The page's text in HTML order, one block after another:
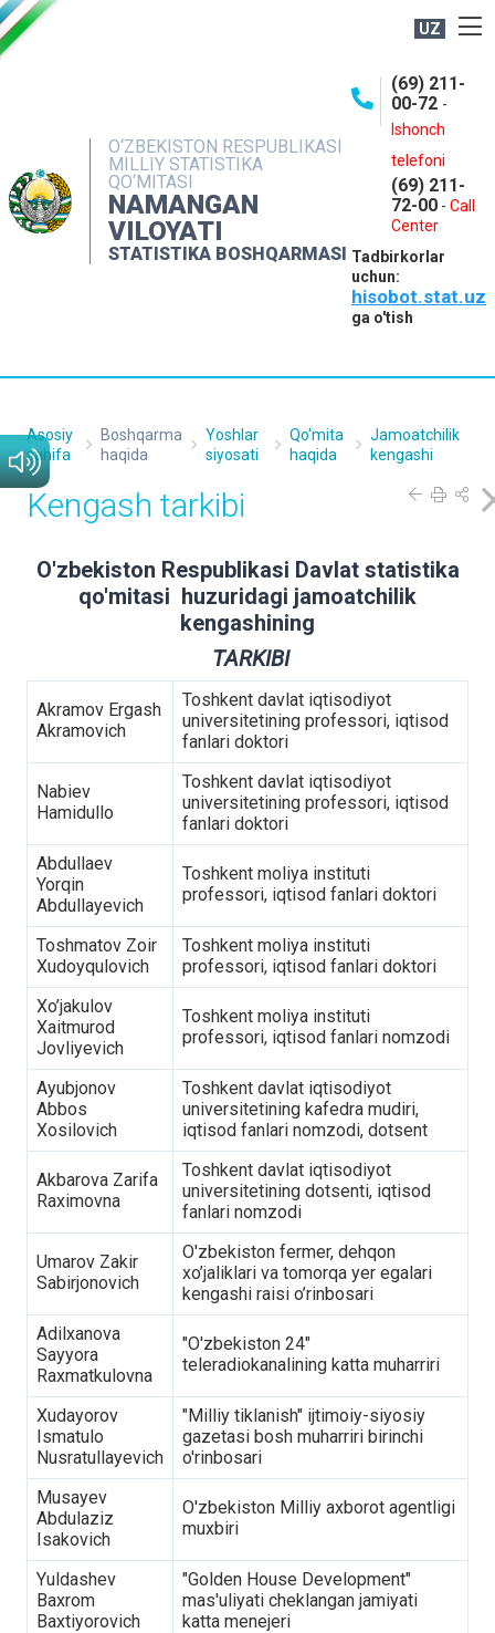
UZ
O‘ZBEKISTON RESPUBLIKASI
MILLIY STATISTIKA
QO‘MITASI
NAMANGAN
VILOYATI
STATISTIKA BOSHQARMASI
(69) 211-
00-72 -
Ishonch
telefoni
(69) 211-
72-00 - Call
Center
Tadbirkorlar
uchun:
hisobot.stat.uz
ga o'tish
NASHRLAR
INTERAKTIV XIZMATLAR
MATBUOT XIZMATI
MUROJAATLAR
Asosiy
sahifa
Boshqarma
haqida
Yoshlar
siyosati
Qo'mita
haqida
Jamoatchilik
kengashi
Kengash tarkibi
O'zbekiston Respublikasi Davlat statistika
qo'mitasi huzuridagi jamoatchilik
kengashining
TARKIBI
Akramov Ergash
Akramovich
Toshkent davlat iqtisodiyot
universitetining professori, iqtisod
fanlari doktori
Nabiev
Hamidullo
Toshkent davlat iqtisodiyot
universitetining professori, iqtisod
fanlari doktori
Abdullaev
Yorqin
Abdullayevich
Toshkent moliya instituti
professori, iqtisod fanlari doktori
Toshmatov Zoir
Xudoyqulovich
Toshkent moliya instituti
professori, iqtisod fanlari doktori
Xo’jakulov
Xaitmurod
Jovliyevich
Toshkent moliya instituti
professori, iqtisod fanlari nomzodi
Ayubjonov
Abbos
Xosilovich
Toshkent davlat iqtisodiyot
universitetining kafedra mudiri,
iqtisod fanlari nomzodi, dotsent
Akbarova Zarifa
Raximovna
Toshkent davlat iqtisodiyot
universitetining dotsenti, iqtisod
fanlari nomzodi
Umarov Zakir
Sabirjonovich
O'zbekiston fermer, dehqon
xo’jaliklari va tomorqa yer egalari
kengashi raisi o’rinbosari
Adilxanova
Sayyora
Raxmatkulovna
"O'zbekiston 24"
teleradiokanalining katta muharriri
Xudayorov
Ismatulo
Nusratullayevich
"Milliy tiklanish" ijtimoiy-siyosiy
gazetasi bosh muharriri birinchi
o'rinbosari
Musayev
Abdulaziz
Isakovich
O'zbekiston Milliy axborot agentligi
muxbiri
Yuldashev
Baxrom
Baxtiyorovich
"Golden House Development"
mas'uliyati cheklangan jamiyati
katta menejeri